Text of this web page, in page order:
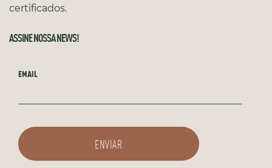
certificados.
ASSINE NOSSA NEWS!
EMAIL